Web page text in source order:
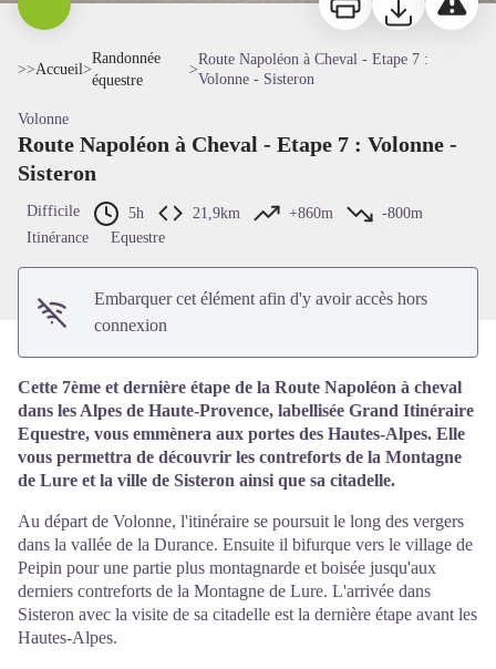
>>Accueil>
Randonnée
équestre
>
Route Napoléon à Cheval - Etape 7 :
Volonne - Sisteron
Volonne
Route Napoléon à Cheval - Etape 7 : Volonne -
Sisteron
Difficile 5h 21,9km +860m
-800m
Itinérance
Equestre
Embarquer cet élément afin d'y avoir accès hors
connexion
Cette 7ème et dernière étape de la Route Napoléon à cheval
dans les Alpes de Haute-Provence, labellisée Grand Itinéraire
Equestre, vous emmènera aux portes des Hautes-Alpes. Elle
vous permettra de découvrir les contreforts de la Montagne
de Lure et la ville de Sisteron ainsi que sa citadelle.
Au départ de Volonne, l'itinéraire se poursuit le long des vergers
dans la vallée de la Durance. Ensuite il bifurque vers le village de
Peipin pour une partie plus montagnarde et boisée jusqu'aux
derniers contreforts de la Montagne de Lure. L'arrivée dans
Sisteron avec la visite de sa citadelle est la dernière étape avant les
Hautes-Alpes.